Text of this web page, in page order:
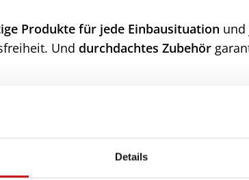
Details
Produkte für jede Einbausituation und
Und durchdachtes Zubehör